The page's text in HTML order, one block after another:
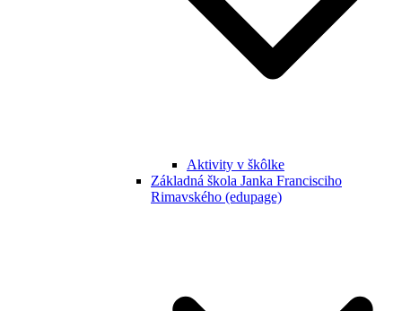
Aktivity v škôlke
Základná škola Janka Francisciho
Rimavského (edupage)